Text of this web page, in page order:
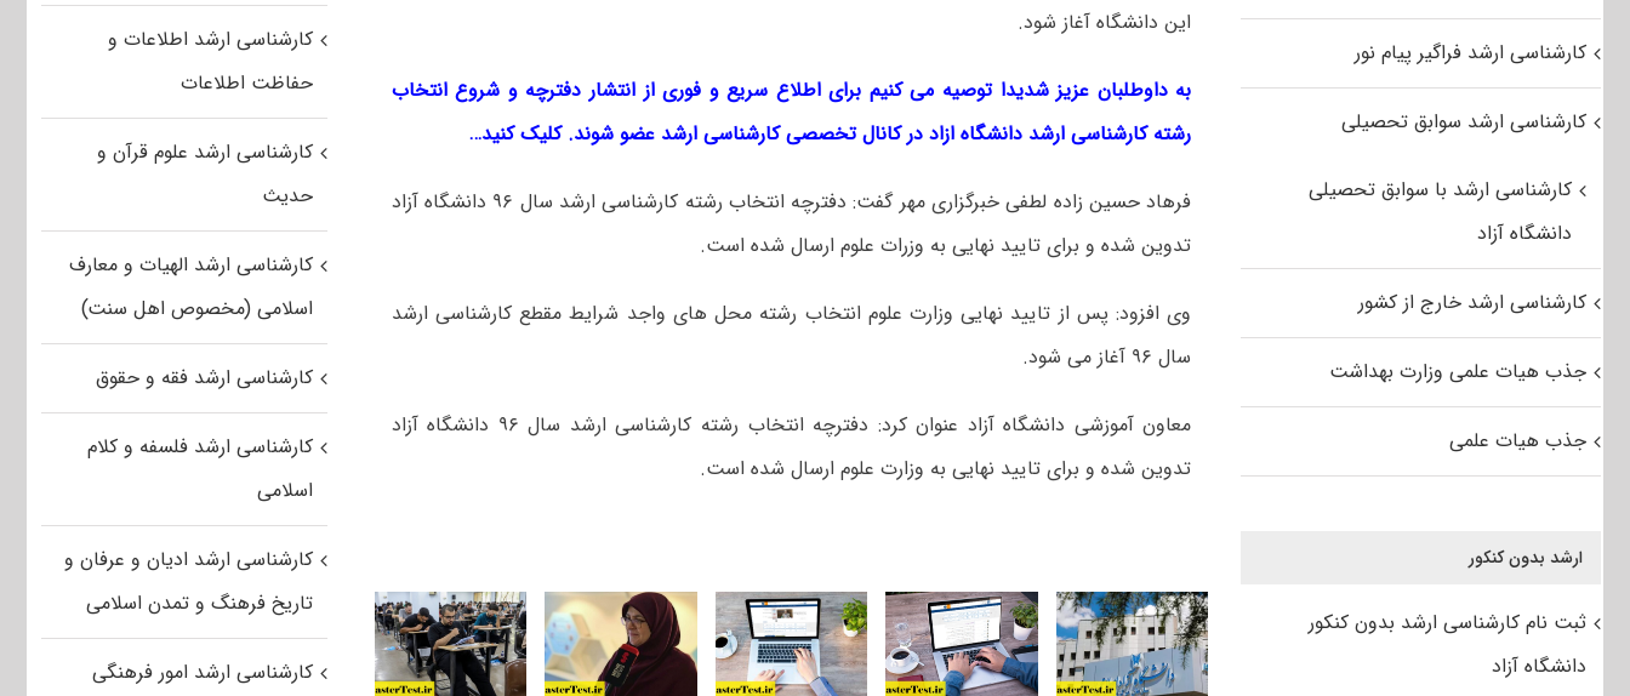
این دانشگاه آغاز شود.
به داوطلبان عزیز شدیدا توصیه می کنیم برای اطلاع سریع و فوری از انتشار دفترچه و شروع انتخاب
رشته کارشناسی ارشد دانشگاه ازاد در کانال تخصصی کارشناسی ارشد عضو شوند. کلیک کنید…
فرهاد حسین زاده لطفی خبرگزاری مهر گفت: دفترچه انتخاب رشته کارشناسی ارشد سال ۹۶ دانشگاه آزاد
تدوین شده و برای تایید نهایی به وزرات علوم ارسال شده است.
وی افزود: پس از تایید نهایی وزارت علوم انتخاب رشته محل های واجد شرایط مقطع کارشناسی ارشد
سال ۹۶ آغاز می شود.
معاون آموزشی دانشگاه آزاد عنوان کرد: دفترچه انتخاب رشته کارشناسی ارشد سال ۹۶ دانشگاه آزاد
تدوین شده و برای تایید نهایی به وزارت علوم ارسال شده است.
کارشناسی ارشد اطلاعات و
حفاظت اطلاعات
کارشناسی ارشد علوم قرآن و
حدیث
کارشناسی ارشد الهیات و معارف
اسلامی (مخصوص اهل سنت)
کارشناسی ارشد فقه و حقوق
کارشناسی ارشد فلسفه و کلام
اسلامی
کارشناسی ارشد ادیان و عرفان و
تاریخ فرهنگ و تمدن اسلامی
کارشناسی ارشد امور فرهنگی
کارشناسی ارشد فراگیر پیام نور
کارشناسی ارشد سوابق تحصیلی
کارشناسی ارشد با سوابق تحصیلی
دانشگاه آزاد
کارشناسی ارشد خارج از کشور
جذب هیات علمی وزارت بهداشت
جذب هیات علمی
ارشد بدون کنکور
ثبت نام کارشناسی ارشد بدون کنکور
دانشگاه آزاد